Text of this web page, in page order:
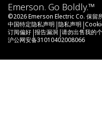
Emerson. Go Boldly.™
©2026Emerson Electric Co. 保留
中国特定隐私声明 |隐私声明 |
订阅偏好 |报告漏洞 |请勿出售我的
沪公网安备31010402008066